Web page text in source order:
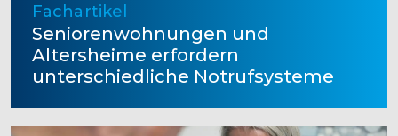
Fachartikel
Seniorenwohnungen und
Altersheime erfordern
unterschiedliche Notrufsysteme